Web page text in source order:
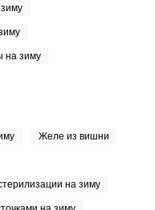
на зиму
Желе из вишни
на зиму